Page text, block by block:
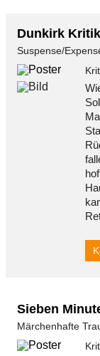
Dunkirk Kritik
Suspense/
Sieben
Märchenhafte